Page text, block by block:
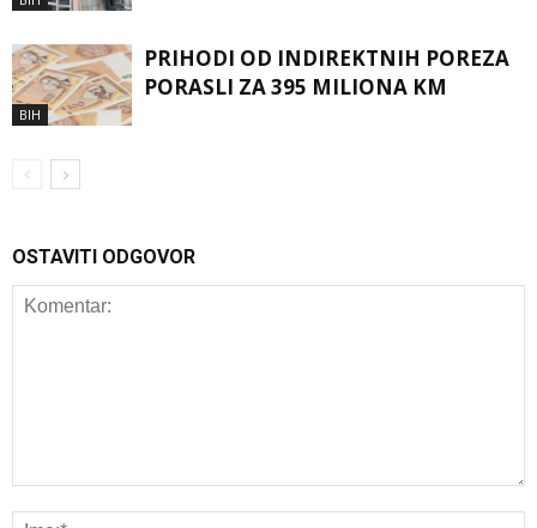
BIH
PRIHODI OD INDIREKTNIH POREZA
PORASLI ZA 395 MILIONA KM
OSTAVITI ODGOVOR